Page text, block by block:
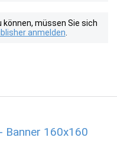
müssen Sie sich
anmelden
160x160